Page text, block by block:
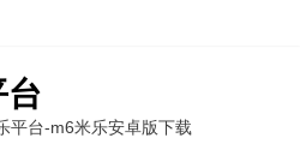
台
平台-m6米乐安卓版下载